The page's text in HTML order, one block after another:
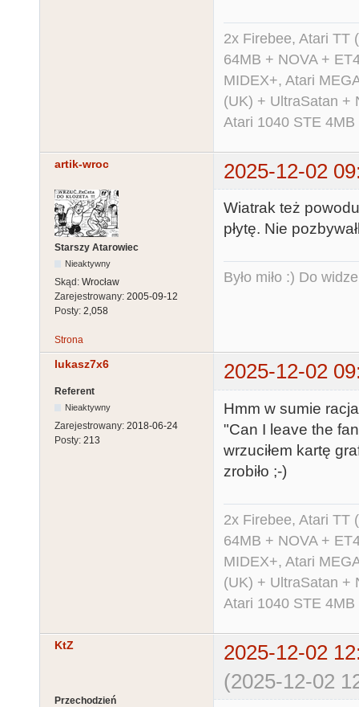
2x Firebee, Atari TT
64MB + NOVA +
MIDEX+, Atari
(UK) + UltraSatan +
Atari 1040 STE
artik-wroc 2025-12-02
Starszy Atarowiec
Nieaktywny
Skąd: Wrocław
Zarejestrowany: 2005-09-12
Posty: 2,058
Wiatrak też
płytę. Nie
Było miło :) Do
Strona
lukasz7x6 2025-12-02
Referent
Nieaktywny
Zarejestrowany: 2018-06-24
Posty: 213
Hmm w sumie
"Can I leave the
wrzuciłem kartę
zrobiło ;-)
2x Firebee, Atari TT
64MB + NOVA +
MIDEX+, Atari
(UK) + UltraSatan +
Atari 1040 STE
KtZ
2025-12-02
(2025-12-02
Przechodzień